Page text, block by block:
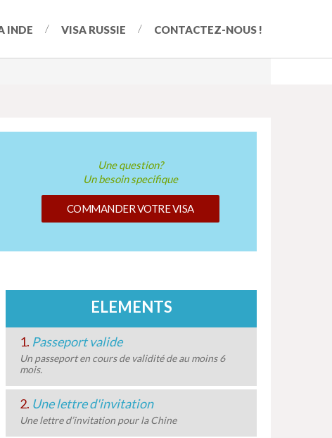
INDE VISA RUSSIE CONTACTEZ-NOUS !
Une question?
Un besoin specifique
COMMANDER VOTRE VISA
ELEMENTS
1. Passeport valide
Un passeport en cours de validité de au moins 6
mois.
2. Une lettre d'invitation
Une lettre d’invitation pour la Chine